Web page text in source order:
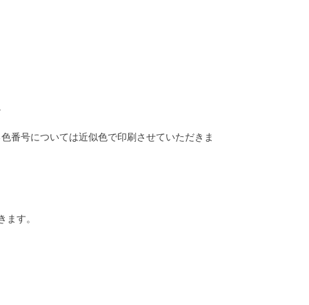
番号については近似色で印刷させていただきま
す。